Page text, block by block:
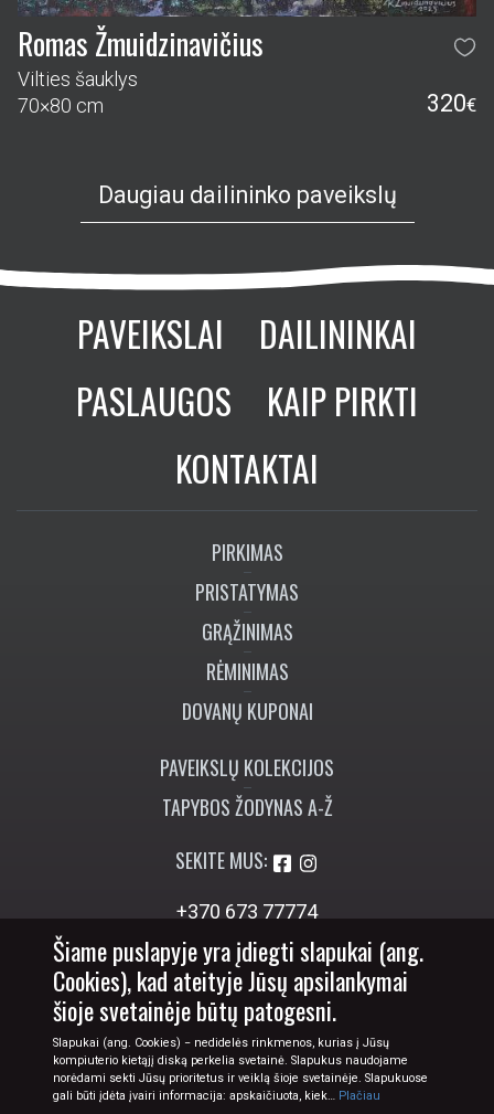
Romas Žmuidzinavičius
Vilties šauklys
70×80 cm
320€
Daugiau dailininko paveikslų
PAVEIKSLAI
DAILININKAI
PASLAUGOS
KAIP PIRKTI
KONTAKTAI
PIRKIMAS
PRISTATYMAS
GRĄŽINIMAS
RĖMINIMAS
DOVANŲ KUPONAI
PAVEIKSLŲ KOLEKCIJOS
TAPYBOS ŽODYNAS A-Ž
SEKITE MUS:
+370 673 77774
info@tapyba.info
Šiame puslapyje yra įdiegti slapukai (ang.
Cookies), kad ateityje Jūsų apsilankymai
šioje svetainėje būtų patogesni.
Slapukai (ang. Cookies) − nedidelės rinkmenos, kurias į Jūsų
kompiuterio kietąjį diską perkelia svetainė. Slapukus naudojame
norėdami sekti Jūsų prioritetus ir veiklą šioje svetainėje. Slapukuose
gali būti įdėta įvairi informacija: apskaičiuota, kiek… Plačiau